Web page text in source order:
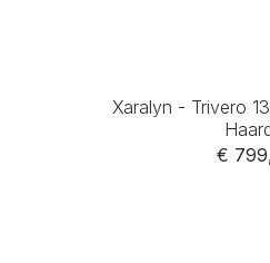
Xaralyn - Trivero
€